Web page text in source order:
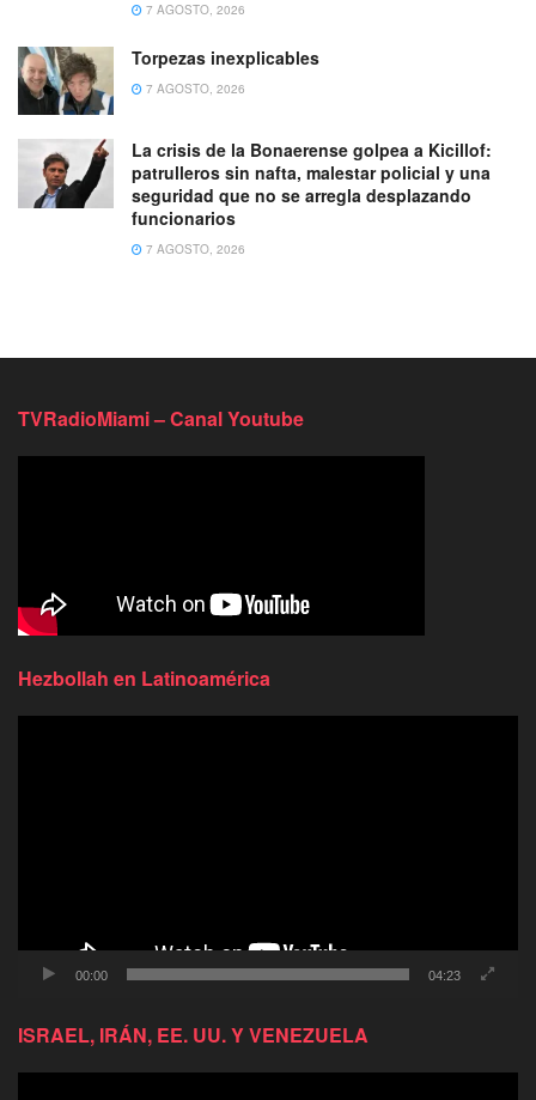
7 AGOSTO, 2026
Torpezas inexplicables
7 AGOSTO, 2026
La crisis de la Bonaerense golpea a Kicillof:
patrulleros sin nafta, malestar policial y una
seguridad que no se arregla desplazando
funcionarios
7 AGOSTO, 2026
TVRadioMiami – Canal Youtube
Hezbollah en Latinoamérica
00:00 04:23
ISRAEL, IRÁN, EE. UU. Y VENEZUELA